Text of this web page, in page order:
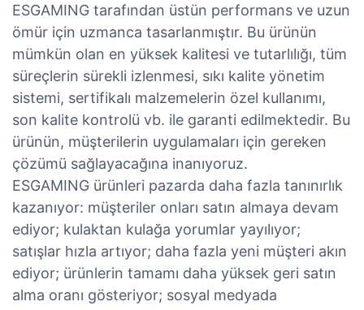
ESGAMING tarafından üstün performans ve uzun
ömür için uzmanca tasarlanmıştır. Bu ürünün
mümkün olan en yüksek kalitesi ve tutarlılığı, tüm
süreçlerin sürekli izlenmesi, sıkı kalite yönetim
sistemi, sertifikalı malzemelerin özel kullanımı,
son kalite kontrolü vb. ile garanti edilmektedir. Bu
ürünün, müşterilerin uygulamaları için gereken
çözümü sağlayacağına inanıyoruz.
ESGAMING ürünleri pazarda daha fazla tanınırlık
kazanıyor: müşteriler onları satın almaya devam
ediyor; kulaktan kulağa yorumlar yayılıyor;
satışlar hızla artıyor; daha fazla yeni müşteri akın
ediyor; ürünlerin tamamı daha yüksek geri satın
alma oranı gösteriyor; sosyal medyada